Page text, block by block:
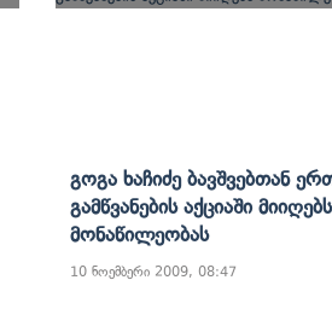
Გოგა Ხაჩიძე Ბავშვებთან
Გამწვანების Აქციაში Მიიღებს
Მონაწილეობას
10 ნოემბერი 2009, 08:47